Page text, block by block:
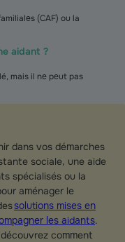
(CAF) ou la
aidant ?
mais il ne peut pas
dans vos démarches
sociale, une aide
spécialisés ou la
aménager le
solutions mises en
les aidants.
comment